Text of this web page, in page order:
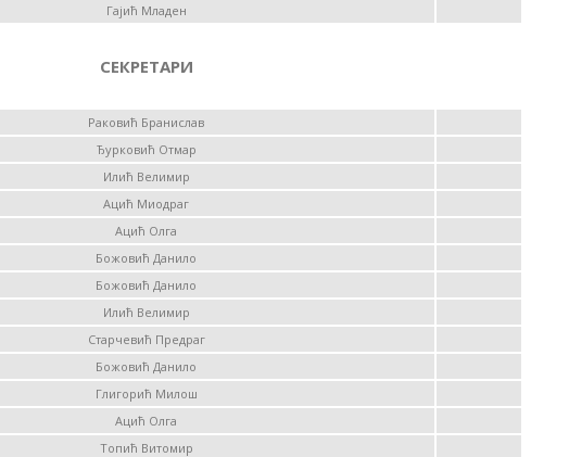
Гајић Младен
СЕКРЕТАРИ
Раковић Бранислав
Ђурковић Отмар
Илић Велимир
Ацић Миодраг
Ацић Олга
Божовић Данило
Божовић Данило
Илић Велимир
Старчевић Предраг
Божовић Данило
Глигорић Милош
Ацић Олга
Топић Витомир